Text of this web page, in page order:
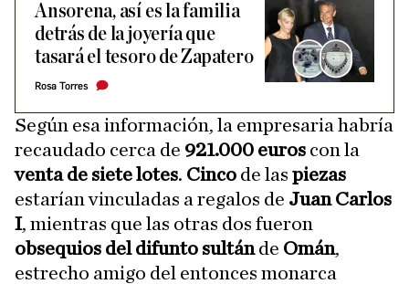
Ansorena, así es la familia
detrás de la joyería que
tasará el tesoro de Zapatero
Rosa Torres
Según esa información, la empresaria habría
recaudado cerca de 921.000 euros con la
venta de siete lotes. Cinco de las piezas
estarían vinculadas a regalos de Juan Carlos
I, mientras que las otras dos fueron
obsequios del difunto sultánde Omán,
estrecho amigo del entonces monarca